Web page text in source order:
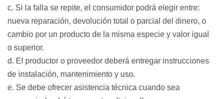
c. Si la falla se repite, el consumidor podrá elegir entre:
nueva reparación, devolución total o parcial del dinero, o
cambio por un producto de la misma especie y valor igual
o superior.
d. El productor o proveedor deberá entregar instrucciones
de instalación, mantenimiento y uso.
e. Se debe ofrecer asistencia técnica cuando sea